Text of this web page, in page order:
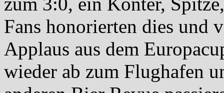
Fans honorierten dies und
Applaus aus dem
wieder ab zum Flughafen